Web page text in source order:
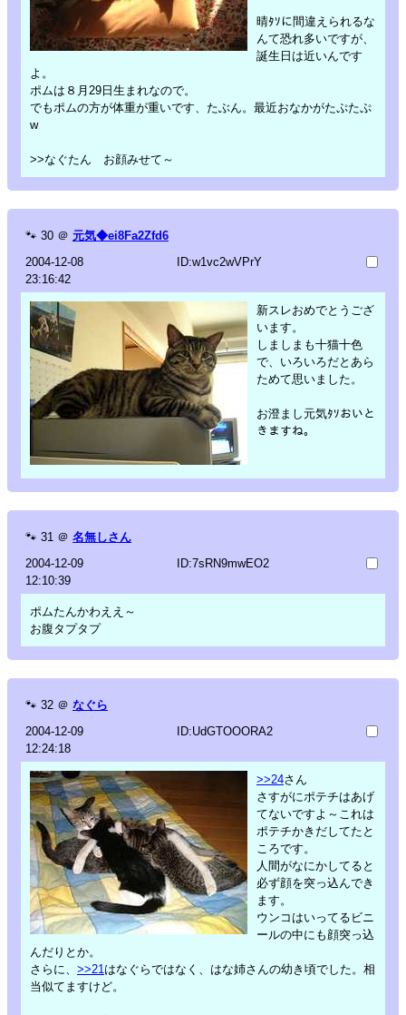
晴ﾀｿに間違えられるな
んて恐れ多いですが、
誕生日は近いんです
よ。
ポムは８月29日生まれなので。
でもポムの方が体重が重いです、たぶん。最近おなかがたぷたぷ
w
>>なぐたん お顔みせて～
🐾 30 ＠ 元気◆ei8Fa2Zfd6
2004-12-08
23:16:42
ID:w1vc2wVPrY
新スレおめでとうござ
います。
しましまも十猫十色
で、いろいろだとあら
ためて思いました。
お澄まし元気ﾀｿおいと
きますね。
🐾 31 ＠ 名無しさん
2004-12-09
12:10:39
ID:7sRN9mwEO2
ポムたんかわええ～
お腹タプタプ
🐾 32 ＠ なぐら
2004-12-09
12:24:18
ID:UdGTOOORA2
>>24さん
さすがにポテチはあげ
てないですよ～これは
ポテチかきだしてたと
ころです。
人間がなにかしてると
必ず顔を突っ込んでき
ます。
ウンコはいってるビニ
ールの中にも顔突っ込
んだりとか。
さらに、 >>21 はなぐらではなく、はな姉さんの幼き頃でした。相
当似てますけど。